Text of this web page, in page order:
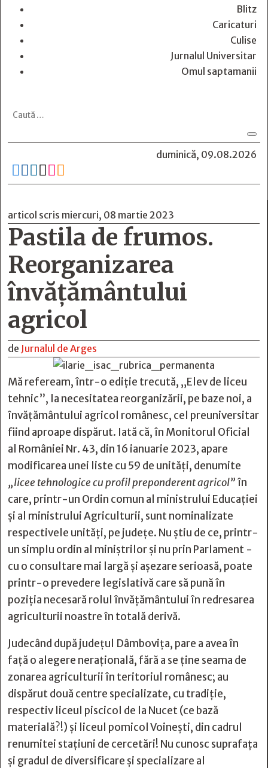
Blitz
Caricaturi
Culise
Jurnalul Universitar
Omul saptamanii
duminică, 09.08.2026
     
articol scris miercuri, 08 martie 2023
Pastila de frumos.
Reorganizarea
învăţământului
agricol
de Jurnalul de Arges
Mă refeream, într-o ediție trecută, „Elev de liceu
tehnic”, la necesitatea reorganizării, pe baze noi, a
învățământului agricol românesc, cel preuniversitar
fiind aproape dispărut. Iată că, în Monitorul Oficial
al României Nr. 43, din 16 ianuarie 2023, apare
modificarea unei liste cu 59 de unități, denumite
„licee tehnologice cu profil preponderent agricol”în
care, printr-un Ordin comun al ministrului Educației
și al ministrului Agriculturii, sunt nominalizate
respectivele unități, pe județe. Nu știu de ce, printr-
un simplu ordin al miniștrilor și nu prin Parlament -
cu o consultare mai largă și așezare serioasă, poate
printr-o prevedere legislativă care să pună în
poziția necesară rolul învățământului în redresarea
agriculturii noastre în totală derivă.
Judecând după județul Dâmbovița, pare a avea în
față o alegere nerațională, fără a se ține seama de
zonarea agriculturii în teritoriul românesc; au
dispărut două centre specializate, cu tradiție,
respectiv liceul piscicol de la Nucet (ce bază
materială?!) și liceul pomicol Voinești, din cadrul
renumitei stațiuni de cercetări! Nu cunosc suprafața
și gradul de diversificare și specializare al